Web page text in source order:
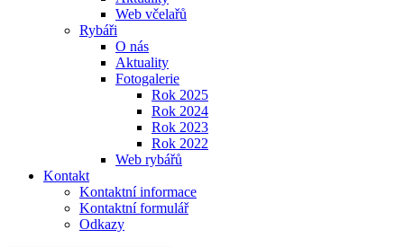
Web včelařů
Rybáři
O nás
Aktuality
Fotogalerie
Rok 2025
Rok 2024
Rok 2023
Rok 2022
Web rybářů
Kontakt
Kontaktní informace
Kontaktní formulář
Odkazy